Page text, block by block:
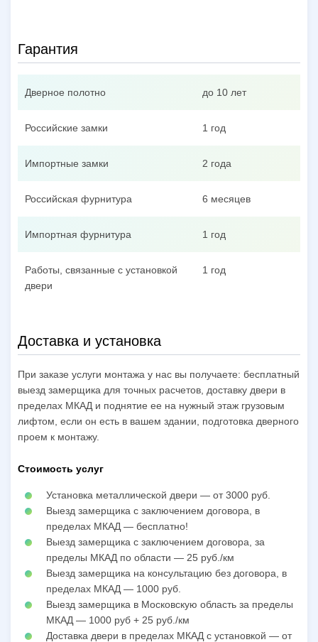
Гарантия
Дверное полотно до 10 лет
Российские замки 1 год
Импортные замки 2 года
Российская фурнитура 6 месяцев
Импортная фурнитура 1 год
Работы, связанные с установкой
двери
1 год
Доставка и установка
При заказе услуги монтажа у нас вы получаете: бесплатный
выезд замерщика для точных расчетов, доставку двери в
пределах МКАД и поднятие ее на нужный этаж грузовым
лифтом, если он есть в вашем здании, подготовка дверного
проем к монтажу.
Стоимость услуг
Установка металлической двери — от 3000 руб.
Выезд замерщика с заключением договора, в
пределах МКАД — бесплатно!
Выезд замерщика с заключением договора, за
пределы МКАД по области — 25 руб./км
Выезд замерщика на консультацию без договора, в
пределах МКАД — 1000 руб.
Выезд замерщика в Московскую область за пределы
МКАД — 1000 руб + 25 руб./км
Доставка двери в пределах МКАД с установкой — от